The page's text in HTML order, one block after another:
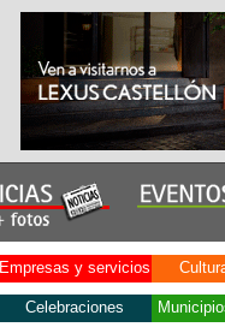
Empresas y servicios
Celebraciones